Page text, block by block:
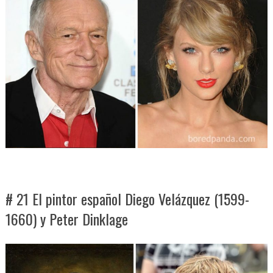
# 21 El pintor español Diego Velázquez (1599-
1660) y Peter Dinklage